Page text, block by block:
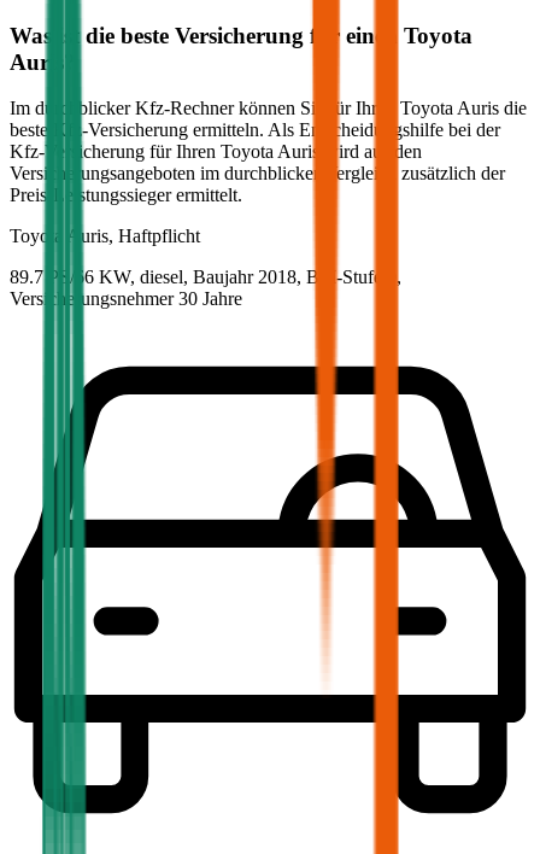
Was ist die beste Versicherung für einen Toyota
Auris
Im durchblicker Kfz-Rechner können Sie für Ihren Toyota Auris die
beste Kfz-Versicherung ermitteln. Als Entscheidungshilfe bei der
Kfz-Versicherung für Ihren Toyota Auris
wird aus den
Versicherungsangeboten im durchblicker Vergleich zusätzlich der
Preis-Leistungssieger ermittelt.
Toyota
Auris, Haftpflicht
89.7 PS/66 KW, diesel, Baujahr 2018, BM-Stufe
,
Versicherungsnehmer 30 Jahre